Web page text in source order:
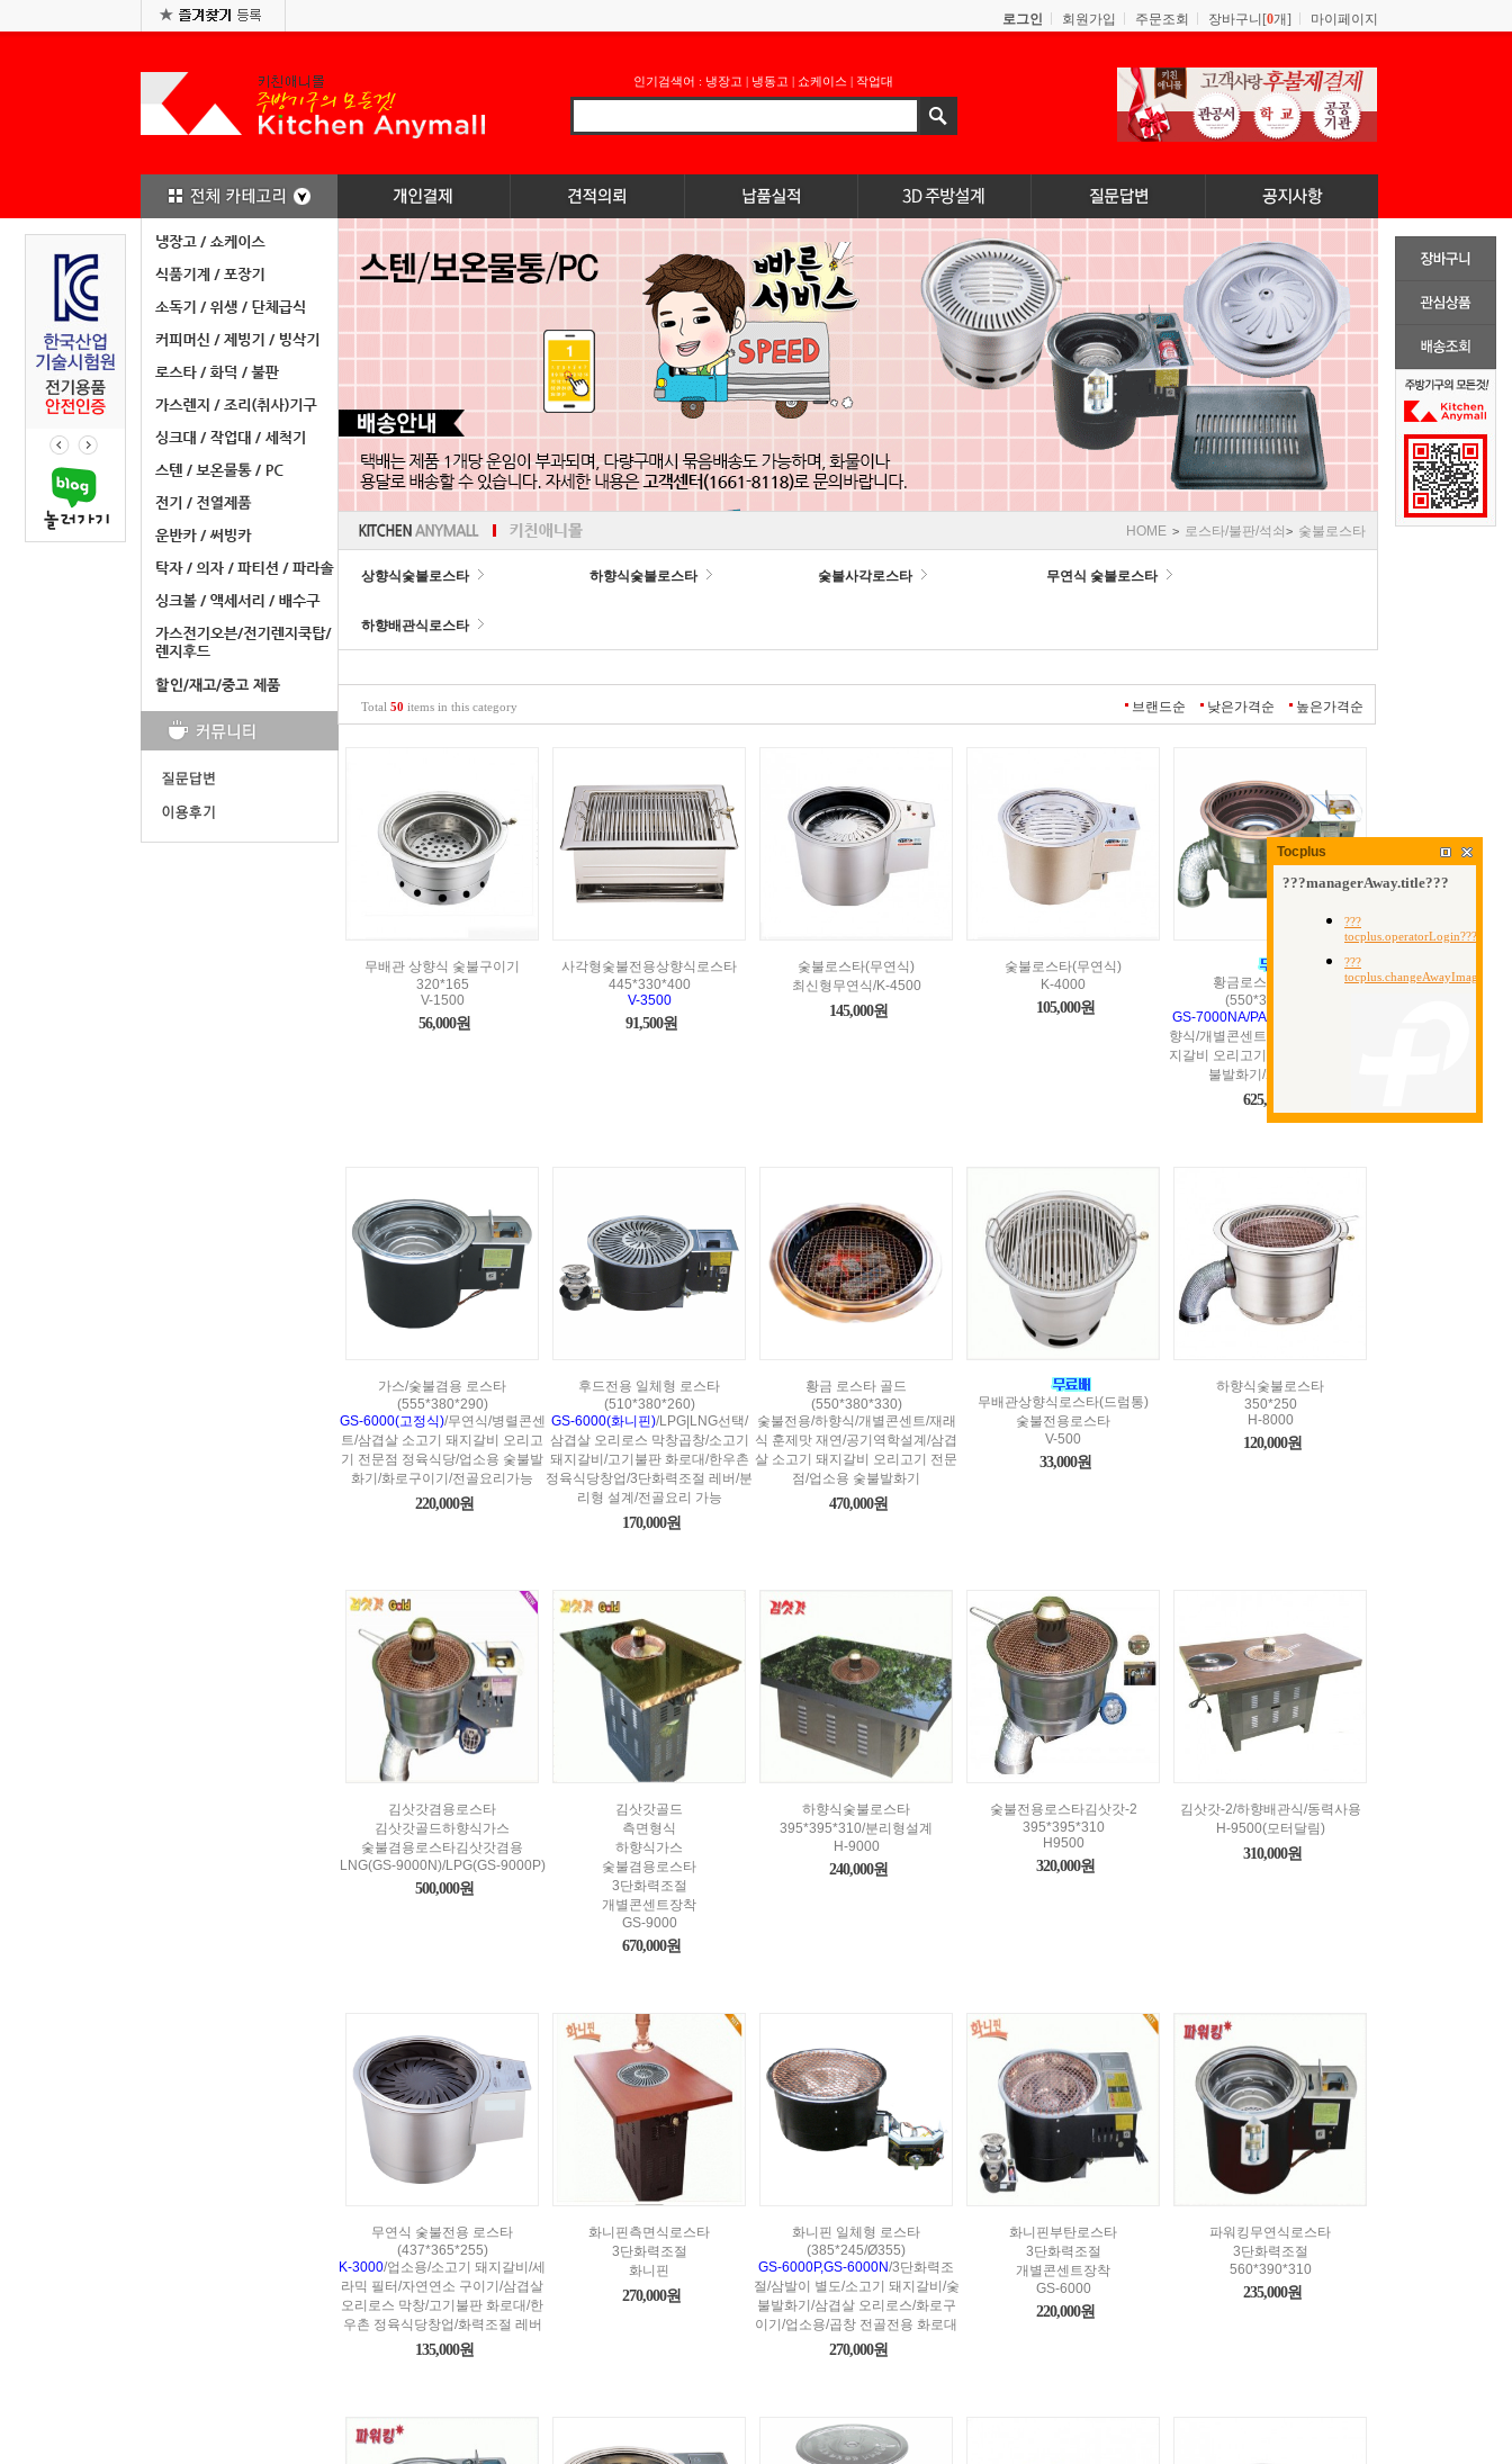
로그인 회원가입 주문조회 장바구니[0개] 마이페이지
인기검색어 : 냉장고 | 냉동고 | 쇼케이스 | 작업대
HOME > 로스타/불판/석쇠 > 숯불로스타
상향식숯불로스타 하향식숯불로스타 숯불사각로스타 무연식 숯불로스타
하향배관식로스타
Total 50 items in this category 브랜드순 낮은가격순 높은가격순
무배관 상향식 숯불구이기
320*165
V-1500
56,000원
사각형숯불전용상향식로스타
445*330*400
V-3500
91,500원
숯불로스타(무연식)
최신형무연식/K-4500
145,000원
숯불로스타(무연식)
K-4000
105,000원
황금로스타[일체형]
(550*380*300)
GS-7000NA/PA
향식/개별콘센트/삼겹살 소고기 돼
지갈비 오리고기 전문점/업소용 숯
불발화기/화로구이기
625,000원
가스/숯불겸용 로스타
(555*380*290)
GS-6000(고정식)/무연식/병렬콘센
트/삼겹살 소고기 돼지갈비 오리고
기 전문점 정육식당/업소용 숯불발
화기/화로구이기/전골요리가능
220,000원
후드전용 일체형 로스타
(510*380*260)
GS-6000(화니핀)/LPG|LNG선택/
삼겹살 오리로스 막창곱창/소고기
돼지갈비/고기불판 화로대/한우촌
정육식당창업/3단화력조절 레버/분
리형 설계/전골요리 가능
170,000원
황금 로스타 골드
(550*380*330)
숯불전용/하향식/개별콘센트/재래
식 훈제맛 재연/공기역학설계/삼겹
살 소고기 돼지갈비 오리고기 전문
점/업소용 숯불발화기
470,000원
무배관상향식로스타(드럼통)
숯불전용로스타
V-500
33,000원
하향식숯불로스타
350*250
H-8000
120,000원
김삿갓겸용로스타
김삿갓골드하향식가스
숯불겸용로스타김삿갓겸용
LNG(GS-9000N)/LPG(GS-9000P)
500,000원
김삿갓골드
측면형식
하향식가스
숯불겸용로스타
3단화력조절
개별콘센트장착
GS-9000
670,000원
하향식숯불로스타
395*395*310/분리형설계
H-9000
240,000원
숯불전용로스타김삿갓-2
395*395*310
H9500
320,000원
김삿갓-2/하향배관식/동력사용
H-9500(모터달림)
310,000원
무연식 숯불전용 로스타
(437*365*255)
K-3000/업소용/소고기 돼지갈비/세
라믹 필터/자연연소 구이기/삼겹살
오리로스 막창/고기불판 화로대/한
우촌 정육식당창업/화력조절 레버
135,000원
화니핀측면식로스타
3단화력조절
화니핀
270,000원
화니핀 일체형 로스타
(385*245/Ø355)
GS-6000P,GS-6000N/3단화력조
절/삼발이 별도/소고기 돼지갈비/숯
불발화기/삼겹살 오리로스/화로구
이기/업소용/곱창 전골전용 화로대
270,000원
화니핀부탄로스타
3단화력조절
개별콘센트장착
GS-6000
220,000원
파워킹무연식로스타
3단화력조절
560*390*310
235,000원
Tocplus